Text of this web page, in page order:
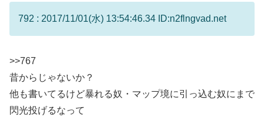
792 : 2017/11/01(水) 13:54:46.34 ID:n2flngvad.net
>>767
昔からじゃないか？
他も書いてるけど暴れる奴・マップ境に引っ込む奴にまで
閃光投げるなって